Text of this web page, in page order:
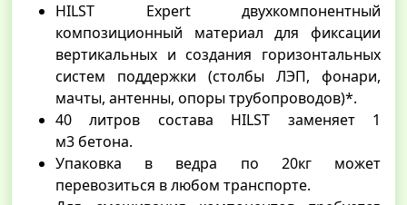
HILST Expert двухкомпонентный
композиционный материал для фиксации
вертикальных и создания горизонтальных
систем поддержки (столбы ЛЭП, фонари,
мачты, антенны, опоры трубопроводов)*.
40 литров состава HILST заменяет 1
м3 бетона.
Упаковка в ведра по 20кг может
перевозиться в любом транспорте.